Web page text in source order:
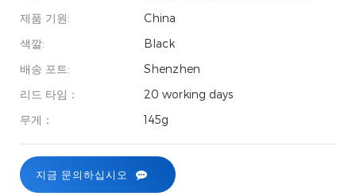
제품 기원:
China
색깔:
Black
배송 포트:
Shenzhen
리드 타임：
20 working days
무게：
145g
지금 문의하십시오